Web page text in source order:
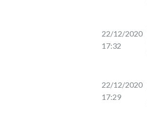
22/12/2020
17:32
22/12/2020
17:29